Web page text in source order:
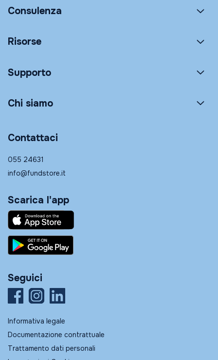
Consulenza
Risorse
Supporto
Chi siamo
Contattaci
055 24631
info@fundstore.it
Scarica l'app
Seguici
Informativa legale
Documentazione contrattuale
Trattamento dati personali